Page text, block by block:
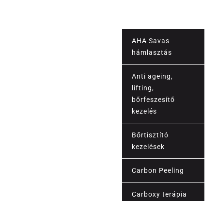
AHA Savas
hámlasztás
Anti ageing,
lifting,
bőrfeszesítő
kezelés
Bőrtisztító
kezelések
Carbon Peeling
Carboxy terápia